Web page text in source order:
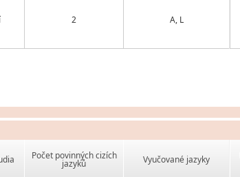
2 A, L
Počet povinných cizích
jazyků Vyučované jazyky